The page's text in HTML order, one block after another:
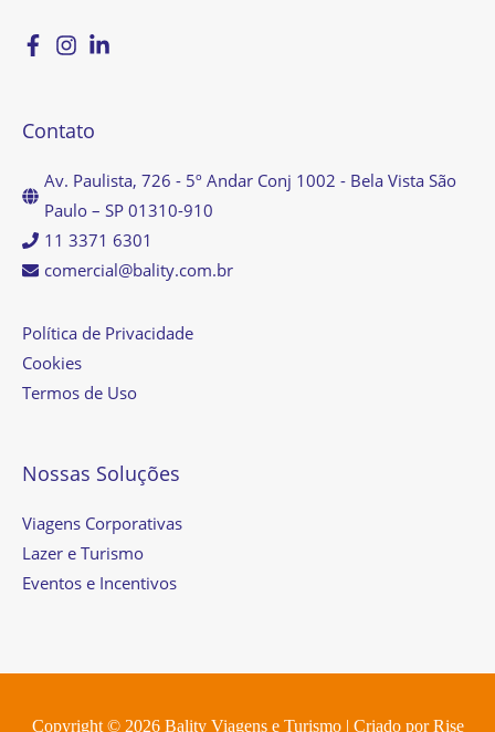
Contato
Av. Paulista, 726 - 5º Andar Conj 1002 - Bela Vista São
Paulo – SP 01310-910
11 3371 6301
comercial@bality.com.br
Política de Privacidade
Cookies
Termos de Uso
Nossas Soluções
Viagens Corporativas
Lazer e Turismo
Eventos e Incentivos
Copyright © 2026 Bality Viagens e Turismo| Criado porRise